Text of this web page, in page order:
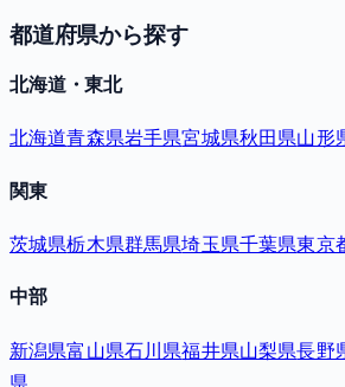
都道府県から探す
北海道・東北
北海道青森県岩手県宮城県秋田県山形
関東
茨城県栃木県群馬県埼玉県千葉県東京
中部
新潟県富山県石川県福井県山梨県長野
県